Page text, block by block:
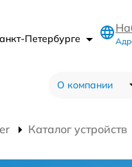
Петербурге
О компании
Каталог устройств